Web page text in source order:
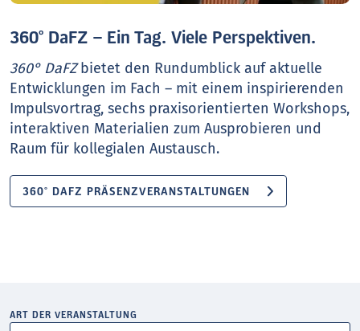
360° DaFZ – Ein Tag. Viele Perspektiven.
360° DaFZbietet den Rundumblick auf aktuelle
Entwicklungen im Fach – mit einem inspirierenden
Impulsvortrag, sechs praxisorientierten Workshops,
interaktiven Materialien zum Ausprobieren und
Raum für kollegialen Austausch.
360° DAFZ PRÄSENZVERANSTALTUNGEN
ART DER VERANSTALTUNG